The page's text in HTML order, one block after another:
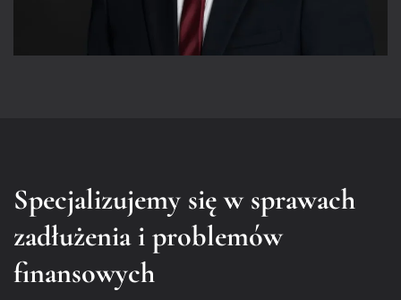
Specjalizujemy się w sprawach
zadłużenia i problemów
finansowych